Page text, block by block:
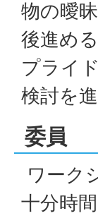
物の曖
後進め
プライ
検討を
委員
ワーク
十分時